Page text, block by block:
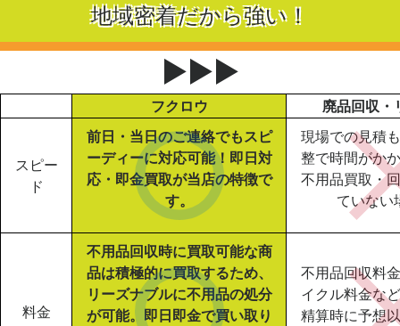
地域密着だから強い！
▶▶▶
フクロウ 廃品回収・
スピー
ド
前日・当日のご連絡でもスピ
ーディーに対応可能！即日対
応・即金買取が当店の特徴で
す。
現場での見積
整で時間がか
不用品買取・
ていない
料金
不用品回収時に買取可能な商
品は積極的に買取するため、
リーズナブルに不用品の処分
が可能。即日即金で買い取り
不用品回収料
イクル料金な
精算時に予想